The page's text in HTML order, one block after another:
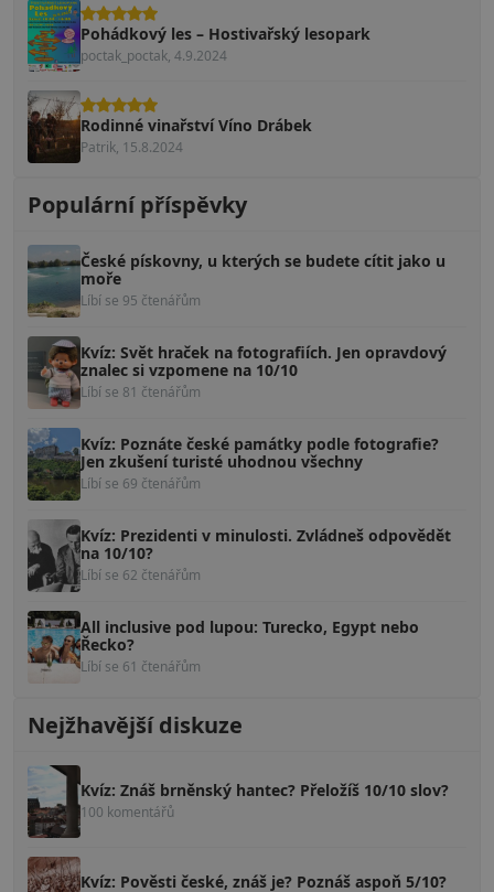
Pohádkový les – Hostivařský lesopark
poctak_poctak, 4.9.2024
Rodinné vinařství Víno Drábek
Patrik, 15.8.2024
Populární příspěvky
České pískovny, u kterých se budete cítit jako u
moře
Líbí se 95 čtenářům
Kvíz: Svět hraček na fotografiích. Jen opravdový
znalec si vzpomene na 10/10
Líbí se 81 čtenářům
Kvíz: Poznáte české památky podle fotografie?
Jen zkušení turisté uhodnou všechny
Líbí se 69 čtenářům
Kvíz: Prezidenti v minulosti. Zvládneš odpovědět
na 10/10?
Líbí se 62 čtenářům
All inclusive pod lupou: Turecko, Egypt nebo
Řecko?
Líbí se 61 čtenářům
Nejžhavější diskuze
Kvíz: Znáš brněnský hantec? Přeložíš 10/10 slov?
100 komentářů
Kvíz: Pověsti české, znáš je? Poznáš aspoň 5/10?